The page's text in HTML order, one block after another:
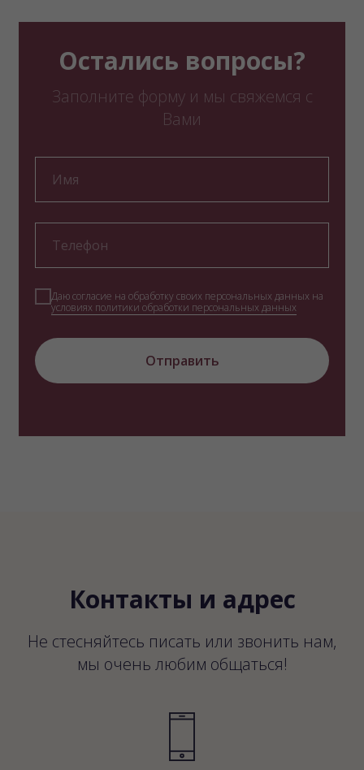
Остались вопросы?
Заполните форму и мы свяжемся с
Вами
Даю согласие на обработку своих персональных данных на
условиях политики обработки персональных данных
Отправить
Контакты и адрес
Не стесняйтесь писать или звонить нам,
мы очень любим общаться!